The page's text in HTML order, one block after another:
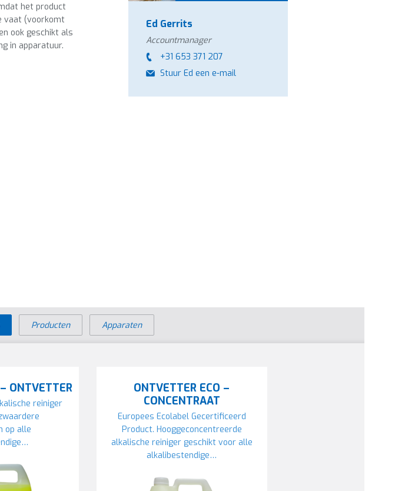
het product
vaat (voorkomt
ook geschikt als
in apparatuur.
Ed Gerrits
Accountmanager
+31 653 371 207
Stuur Ed een e-mail
Producten Apparaten
ONTVETTER
reiniger
op alle
ONTVETTER ECO –
CONCENTRAAT
Europees Ecolabel Gecertificeerd
Product. Hooggeconcentreerde
alkalische reiniger geschikt voor alle
alkalibestendige…